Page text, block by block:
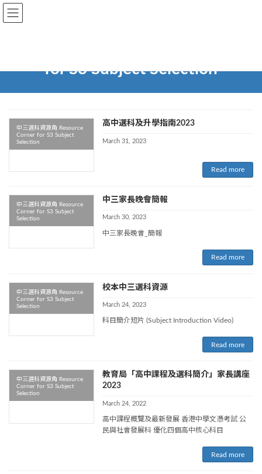
for S3 Subject Selection
中三選科資源角 Resource
Corner for S3 Subject
Selection
高中選科及升學指南2023
March 31, 2023
Read more
中三選科資源角 Resource
Corner for S3 Subject
Selection
中三家長晚會簡報
March 30, 2023
中三家長晚會_簡報
Read more
中三選科資源角 Resource
Corner for S3 Subject
Selection
校本中三選科資源
March 24, 2023
科目簡介短片 (Subject Introduction Video)
Read more
中三選科資源角 Resource
Corner for S3 Subject
Selection
教育局「高中課程及選科簡介」家長講座
2023
March 24, 2022
高中課程概覽及最新發展 香港中學文憑考試 公
民與社會發展科 優化四個高中核心科目
Read more